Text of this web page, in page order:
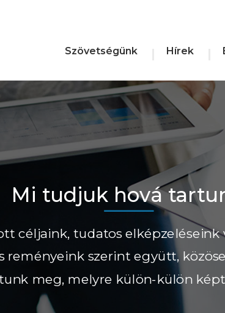
Szövetségünk Hírek
Mi tudjuk hová
céljaink, tudatos elképzeléseink
reményeink szerint együtt,
meg, melyre külön-külön